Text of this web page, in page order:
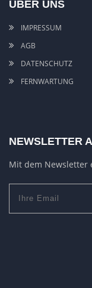
ÜBER UNS
IMPRESSUM
AGB
DATENSCHUTZ
FERNWARTUNG
NEWSLETTER
Mit dem Newsletter